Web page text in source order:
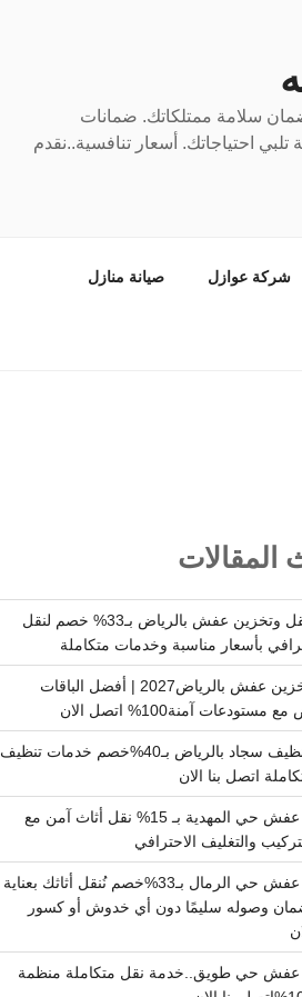
سلامة ممتلكاتك. ضمانات
احتياجاتك. أسعار تنافسية..نقدم
شركة عوازل صيانة منازل
المقالات
شركة نقل وتخزين عفش بالرياض بـ33% خصم لنقل
بأسعار مناسبة وخدمات متكاملة
أسعار تخزين عفش بالرياض2027 | أفضل الباقات
آمنة100% اتصل الان
شركة تنظيف سجاد بالرياض بـ40%خصم خدمات تنظيف
اتصل بنا الان
دينا نقل عفش حي المهدية بـ 15% نقل أثاث آمن مع
والتغليف الاحترافي
دينا نقل عفش حي الرمال بـ33%خصم نُنقل أثاثك بعناية
وصوله سليمًا دون أي خدوش أو كسور
عفش حي طويق..خدمة نقل متكاملة منظمة